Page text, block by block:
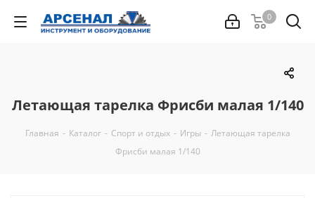
0
Летающая тарелка Фрисби малая 1/140
Главная - Каталог - Спорт и отдых - Игры - Летающая тарелка
Фрисби малая 1/140